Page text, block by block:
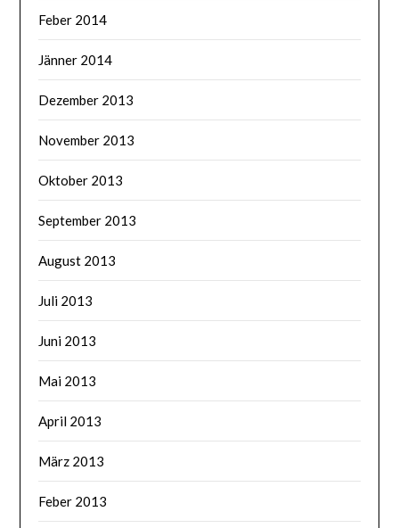
Feber 2014
Jänner 2014
Dezember 2013
November 2013
Oktober 2013
September 2013
August 2013
Juli 2013
Juni 2013
Mai 2013
April 2013
März 2013
Feber 2013